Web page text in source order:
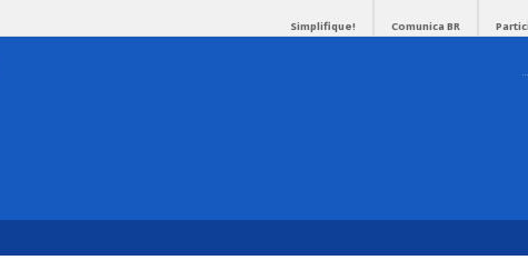
Simplifique! Comunica BR